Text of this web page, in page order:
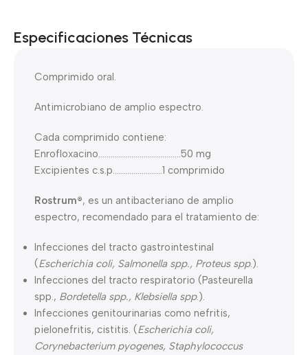
Especificaciones Técnicas
Comprimido oral.
Antimicrobiano de amplio espectro.
Cada comprimido contiene:
Enrofloxacino………………………………….50 mg
Excipientes c.s.p……………………1 comprimido
Rostrum®, es un antibacteriano de amplio
espectro, recomendado para el tratamiento de:
Infecciones del tracto gastrointestinal
(Escherichia coli, Salmonella spp., Proteus spp.).
Infecciones del tracto respiratorio (Pasteurella
spp., Bordetella spp., Klebsiella spp.).
Infecciones genitourinarias como nefritis,
pielonefritis, cistitis. (Escherichia coli,
Corynebacterium pyogenes, Staphylococcus